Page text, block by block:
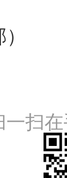
一扫